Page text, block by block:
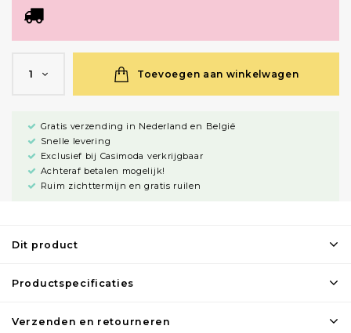
1 Toevoegen aan winkelwagen
Gratis verzending in Nederland en België
Snelle levering
Exclusief bij Casimoda verkrijgbaar
Achteraf betalen mogelijk!
Ruim zichttermijn en gratis ruilen
Dit product
Productspecificaties
Verzenden en retourneren